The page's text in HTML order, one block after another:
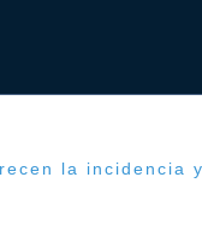
la